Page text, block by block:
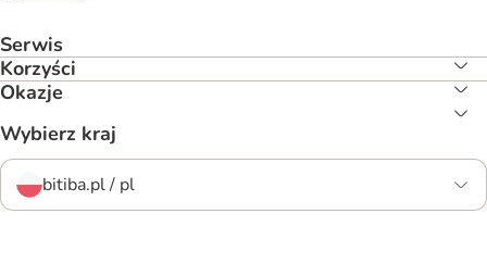
Serwis
Korzyści
Okazje
Wybierz kraj
bitiba.pl / pl